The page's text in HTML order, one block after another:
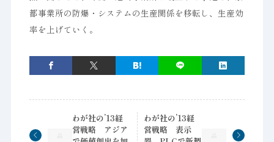
都事業所の防爆・システムの生産関係を移転し、生産効
率を上げていく。
わが社の’13経
営戦略 アジア
わが社の’13経
営戦略 表示